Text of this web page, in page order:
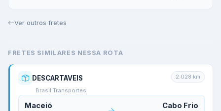
Ver outros fretes
FRETES SIMILARES NESSA ROTA
DESCARTAVEIS
Brasil Transportes
2.028 km
Maceió Cabo Frio